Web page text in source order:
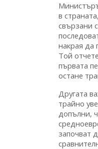
в
свързани
накрая да
Той
първата
остане
Другата
трайно
допълни,
започват